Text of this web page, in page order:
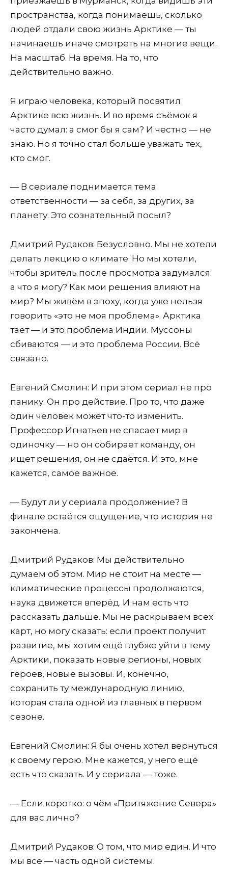
пространства, когда понимаешь, сколько
людей отдали свою жизнь Арктике — ты
начинаешь иначе смотреть на многие вещи.
На масштаб. На время. На то, что
действительно важно.
Я играю человека, который посвятил
Арктике всю жизнь. И во время съёмок я
часто думал: а смог бы я сам? И честно — не
знаю. Но я точно стал больше уважать тех,
кто смог.
— В сериале поднимается тема
ответственности — за себя, за других, за
планету. Это сознательный посыл?
Дмитрий Рудаков: Безусловно. Мы не хотели
делать лекцию о климате. Но мы хотели,
чтобы зритель после просмотра задумался:
а что я могу? Как мои решения влияют на
мир? Мы живём в эпоху, когда уже нельзя
говорить «это не моя проблема». Арктика
тает — и это проблема Индии. Муссоны
сбиваются — и это проблема России. Всё
связано.
Евгений Смолин: И при этом сериал не про
панику. Он про действие. Про то, что даже
один человек может что-то изменить.
Профессор Игнатьев не спасает мир в
одиночку — но он собирает команду, он
ищет решения, он не сдаётся. И это, мне
кажется, самое важное.
— Будут ли у сериала продолжение? В
финале остаётся ощущение, что история не
закончена.
Дмитрий Рудаков: Мы действительно
думаем об этом. Мир не стоит на месте —
климатические процессы продолжаются,
наука движется вперёд. И нам есть что
рассказать дальше. Мы не раскрываем всех
карт, но могу сказать: если проект получит
развитие, мы хотим ещё глубже уйти в тему
Арктики, показать новые регионы, новых
героев, новые вызовы. И, конечно,
сохранить ту международную линию,
которая стала одной из главных в первом
сезоне.
Евгений Смолин: Я бы очень хотел вернуться
к своему герою. Мне кажется, у него ещё
есть что сказать. И у сериала — тоже.
— Если коротко: о чём «Притяжение Севера»
для вас лично?
Дмитрий Рудаков: О том, что мир един. И что
мы все — часть одной системы.